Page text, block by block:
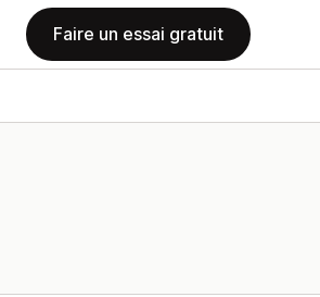
Faire un essai gratuit